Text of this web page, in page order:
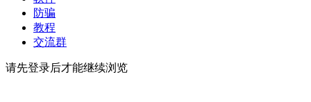
防骗
教程
交流群
请先登录后才能继续浏览